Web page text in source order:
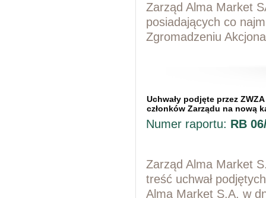
Zarząd Alma Market
posiadających co
Zgromadzeniu
Uchwały podjęte przez
członków Zarządu na nową
Numer raportu: RB
Zarząd Alma Market
treść uchwał
Alma Market S.A. w